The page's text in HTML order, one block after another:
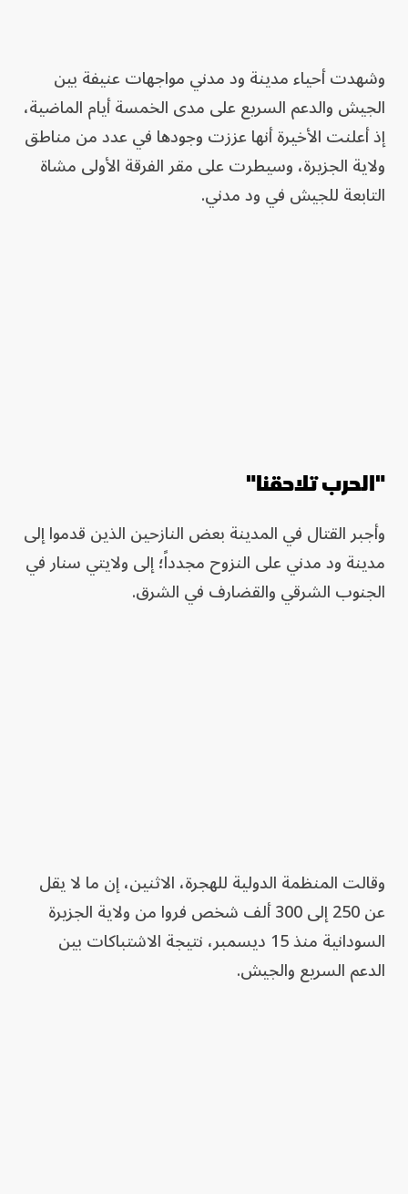
وشهدت أحياء مدينة ود مدني مواجهات عنيفة بين
الجيش والدعم السريع على مدى الخمسة أيام الماضية،
إذ أعلنت الأخيرة أنها عززت وجودها في عدد من مناطق
ولاية الجزيرة، وسيطرت على مقر الفرقة الأولى مشاة
التابعة للجيش في ود مدني.
"الحرب تلاحقنا"
وأجبر القتال في المدينة بعض النازحين الذين قدموا إلى
مدينة ود مدني على النزوح مجدداً؛ إلى ولايتي سنار في
الجنوب الشرقي والقضارف في الشرق.
وقالت المنظمة الدولية للهجرة، الاثنين، إن ما لا يقل
عن 250 إلى 300 ألف شخص فروا من ولاية الجزيرة
السودانية منذ 15 ديسمبر، نتيجة الاشتباكات بين
الدعم السريع والجيش.